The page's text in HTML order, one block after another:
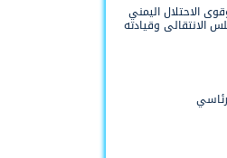
الاحتلال اليمني
الانتقالي وقيادته